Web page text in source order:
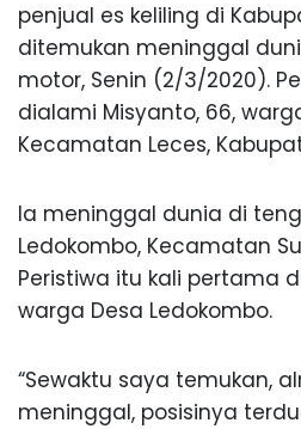
penjual es keliling di
ditemukan meninggal
motor, Senin (2/3/2020).
dialami Misyanto, 66,
Kecamatan Leces,
Ia meninggal dunia di
Ledokombo, Kecamatan
Peristiwa itu kali pertama
warga Desa Ledokombo.
“Sewaktu saya temukan,
meninggal, posisinya